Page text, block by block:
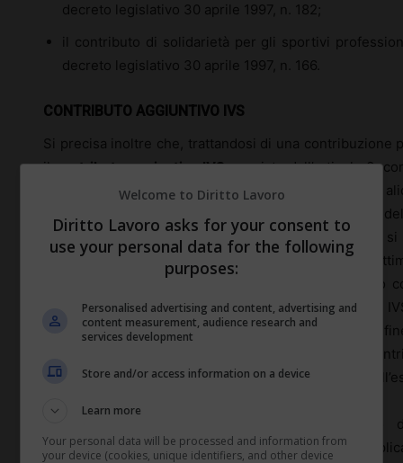
decreto legislativo 30 aprile 1997, n. 182;
il contributo di solidarietà per gli sportivi
decreto legislativo 30 aprile 1997, n. 166.
CONTRIBUTO AGGIUNTIVO IVS
Si precisa inoltre che, trattandosi di una contribuzione
ilcontributo aggiuntivo IVS, previsto dall’articolo 3,
297, destinato al finanziamento dell’incremento delle
lavoratori dipendenti in misura pari allo 0,50%
all’applicazione dell’esonero contributivo. Al riguardo, si
medesimo articolo 3 prevede contestualmente
fine rapporto in misura pari al predetto incremento
l’esonero dal versamento del contributo aggiuntivo
l’abbattimento della quota annua del trattamento di
abbattimento in misura pari alla quota del predetto
del massimale annuo di 6.000 euro, dalla fruizione
Poiché, inoltre, l’esonero contributivo
contribuzione effettivamente dovuta, in caso di
Welcome to Diritto Lavoro
Diritto Lavoro asks for your consent to
use your personal data for the following
purposes:
Personalised advertising and content, advertising and
content measurement, audience research and
services development
Store and/or access information on a device
Learn more
Your personal data will be processed and information from
your device (cookies, unique identifiers, and other device